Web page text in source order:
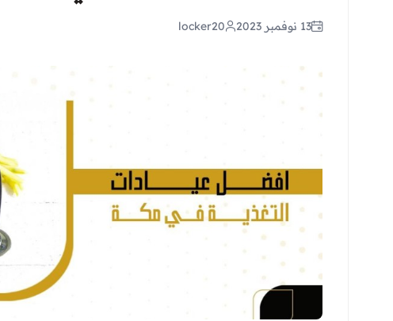
13 نوفمبر 2023 locker20